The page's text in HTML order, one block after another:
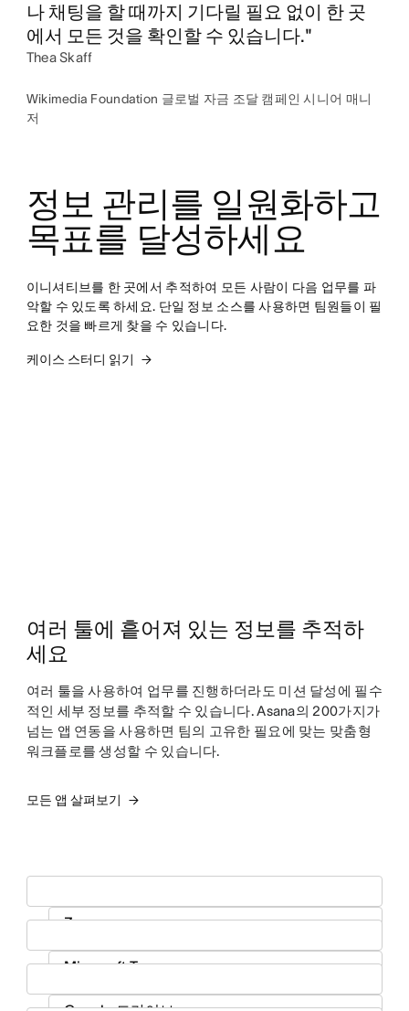
나 채팅을 할 때까지 기다릴 필요 없이 한 곳
에서 모든 것을 확인할 수 있습니다."
Thea Skaff
Wikimedia Foundation 글로벌 자금 조달 캠페인 시니어 매니
저
정보 관리를 일원화하고
목표를 달성하세요
이니셔티브를 한 곳에서 추적하여 모든 사람이 다음 업무를 파
악할 수 있도록 하세요. 단일 정보 소스를 사용하면 팀원들이 필
요한 것을 빠르게 찾을 수 있습니다.
케이스 스터디 읽기
여러 툴에 흩어져 있는 정보를 추적하
세요
여러 툴을 사용하여 업무를 진행하더라도 미션 달성에 필수
적인 세부 정보를 추적할 수 있습니다. Asana의 200가지가
넘는 앱 연동을 사용하면 팀의 고유한 필요에 맞는 맞춤형
워크플로를 생성할 수 있습니다.
모든 앱 살펴보기